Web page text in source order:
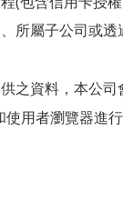
所屬子公司或
之資料，本公
使用者瀏覽器進